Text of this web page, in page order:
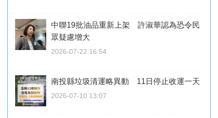
中聯19批油品重新上架 許淑華認為恐令民
眾疑慮增大
2026-07-22 16:54
南投縣垃圾清運略異動 11日停止收運一天
2026-07-10 13:07